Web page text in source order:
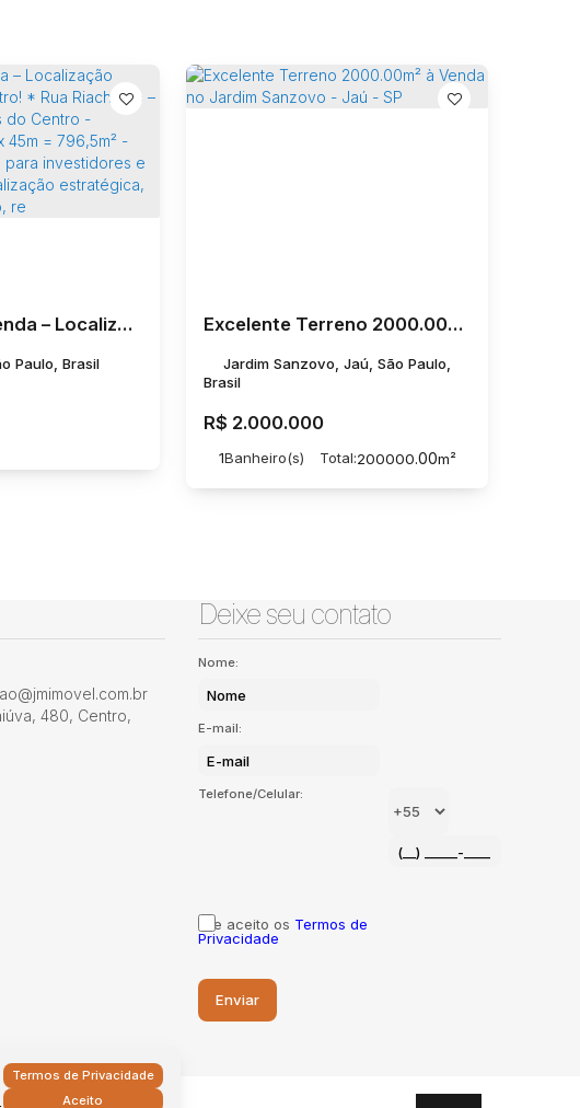
Termos de Privacidade
Aceito
* Terreno à venda – Localização privilegiada no Centro! * Rua Riachuelo – A apenas 30 metros do Centro - Dimensões: 17,70m x 45m = 796,5m² - Oportunidade única para investidores e construtores! - Localização estratégica, ideal para comércio, re
Paulo, Brasil
Excelente Terreno 2000.00m² à Venda no Jardim Sanzovo - Jaú - SP
R$ 2.000.000
Jardim Sanzovo, Jaú, São Paulo,
Brasil
1Banheiro(s) Total:200000.00m²
, 480, Centro,
Deixe seu contato
Nome:
E-mail:
Telefone/Celular:
Li e aceito os Termos de
Privacidade